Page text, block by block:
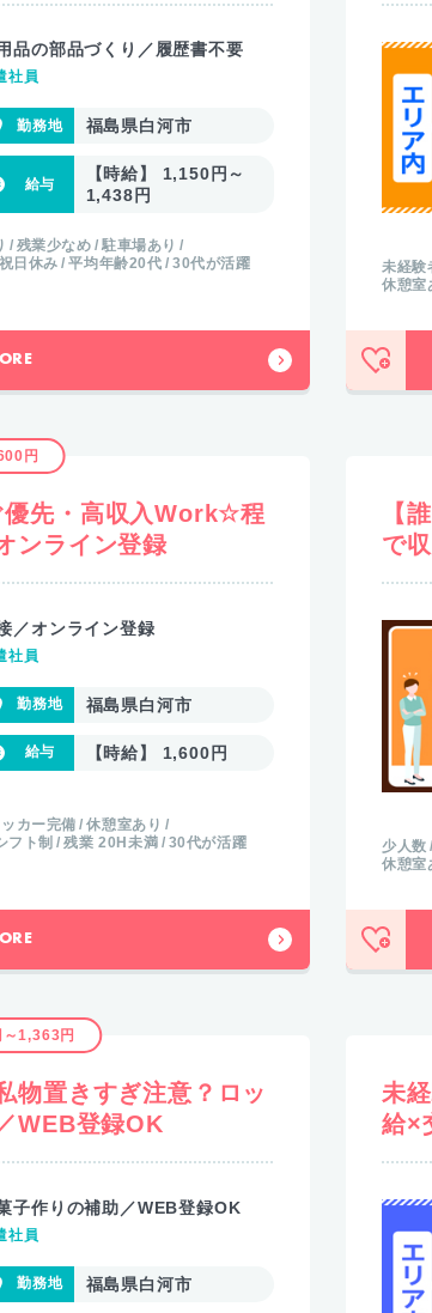
品の部品づくり／履歴書不要
社員
福島県白河市
【時給】 1,150円～
1,438円
残業少なめ
駐車場あり
日休み 平均年齢20代 30代が活躍 未経験
休憩室
円
優先・高収入Work☆程
ンライン登録
／オンライン登録
社員
福島県白河市
【時給】 1,600円
ッカー完備
休憩室あり
フト制 残業 20H未満 30代が活躍
【
で
少人数
休憩室
～1,363円
物置きすぎ注意？ロッ
WEB登録OK
子作りの補助／WEB登録OK
社員
福島県白河市
未
給×